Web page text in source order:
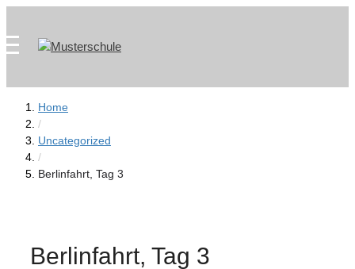
springen
content
Home
/
Uncategorized
/
Berlinfahrt, Tag 3
Berlinfahrt, Tag 3